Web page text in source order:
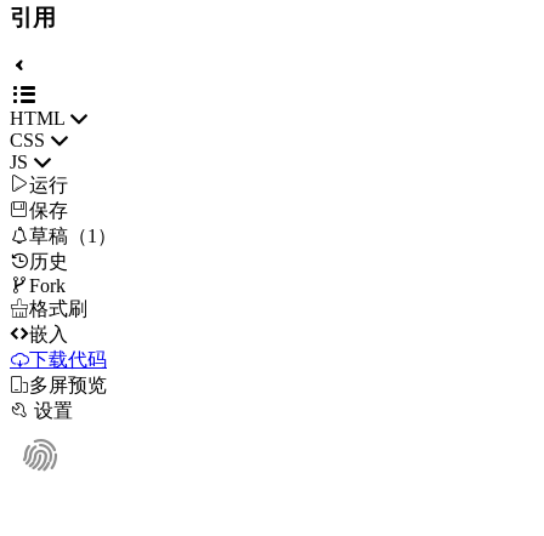
引用
HTML
CSS
JS
运行
保存
草稿（1）
历史
Fork
格式刷
嵌入
下载代码
多屏预览
 设置